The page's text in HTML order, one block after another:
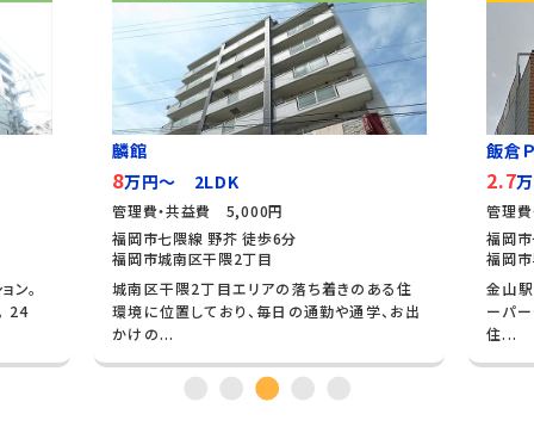
ン。
24
麟館
8万円～ 2LDK
管理費・共益費 5,000円
福岡市七隈線 野芥 徒歩6分
福岡市城南区干隈2丁目
城南区干隈2丁目エリアの落ち着きのある住
環境に位置しており、毎日の通勤や通学、お出
かけの...
飯倉
2.7
管理
福岡
福岡
金山
ーパ
住...